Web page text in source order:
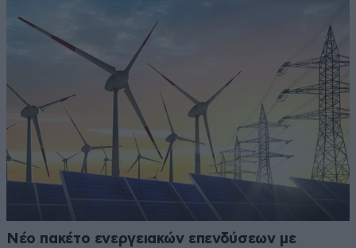
Νέο πακέτο ενεργειακών επενδύσεων με